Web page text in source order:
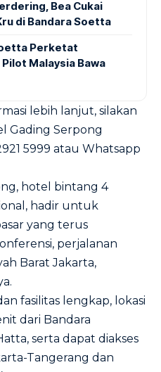
Bea Cukai
di Bandara Soetta
Perketat
Malaysia Bawa
lebih lanjut, silakan
Gading Serpong
5999 atau Whatsapp
hotel bintang 4
hadir untuk
yang terus
perjalanan
Barat Jakarta,
fasilitas lengkap, lokasi
dari Bandara
serta dapat diakses
Tangerang dan